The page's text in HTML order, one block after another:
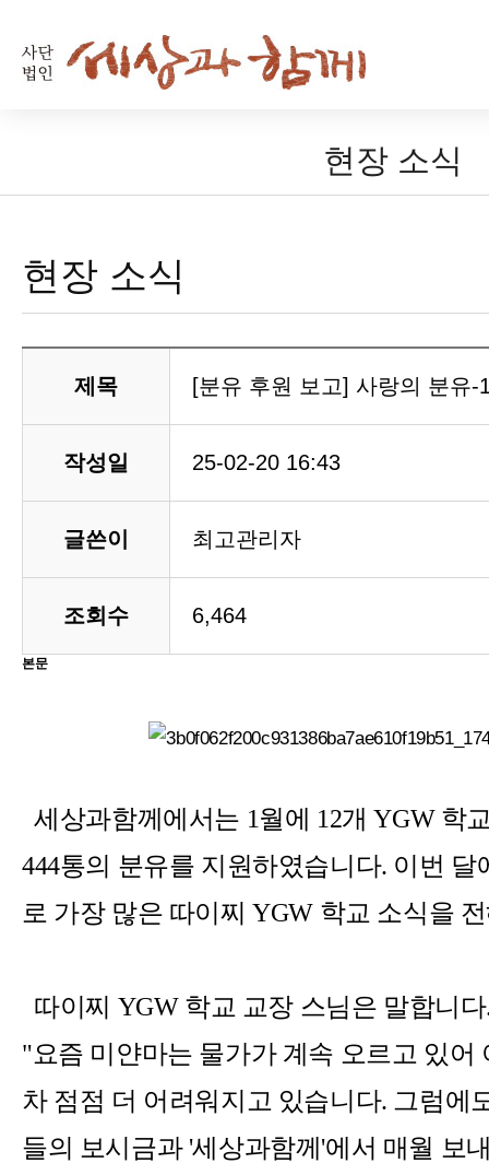
현장 소식
현장 소식
제목 [분유 후원 보고] 사랑의 분유-
작성일 25-02-20 16:43
글쓴이 최고관리자
조회수 6,464
본문
세상과함께에서는 1월에 12개YGW 학
444통의 분유를 지원하였습니다. 이번 달
로 가장 많은 따이찌YGW 학교 소식을
따이찌 YGW 학교 교장 스님은 말합니다
"요즘 미얀마는 물가가 계속 오르고 있어
차 점점 더 어려워지고 있습니다. 그럼에
들의 보시금과 '세상과함께 '에서 매월 보